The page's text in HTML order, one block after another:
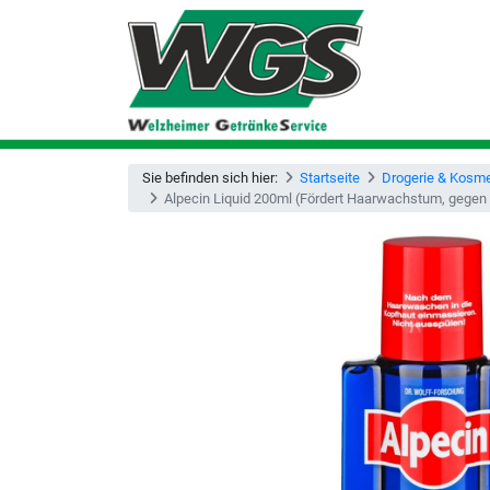
Sie befinden sich hier: Startseite
Drogerie &
Alpecin Liquid 200ml (Fördert Haarwachstum,